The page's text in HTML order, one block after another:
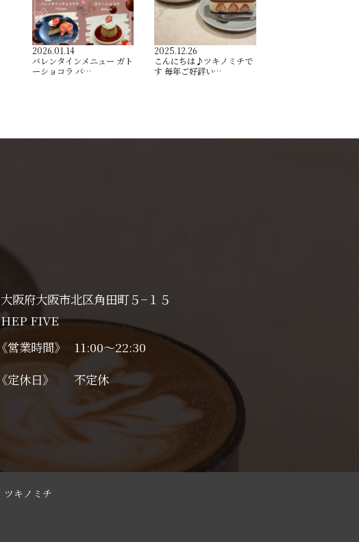
2026.01.14
バレンタインメニュー ガト
ーショコラ バ…
2025.12.26
こんにちは♪ツキノミチで
す️ 毎年ご好評い…
大阪府大阪市北区角田町５−１５
HEP FIVE
《営業時間》
11:00～22:30
《定休日》
不定休
ツキノミチ